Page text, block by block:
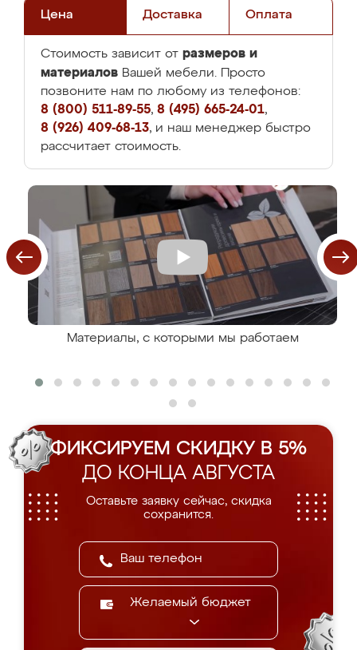
Цена Доставка Оплата
Стоимость зависит от размеров и
материалов Вашей мебели. Просто
позвоните нам по любому из телефонов:
8 (800) 511-89-55, 8 (495) 665-24-01,
8 (926) 409-68-13, и наш менеджер быстро
рассчитает стоимость.
Материалы, с которыми мы работаем
ФИКСИРУЕМ СКИДКУ В 5%
ДО КОНЦА АВГУСТА
Оставьте заявку сейчас, скидка
сохранится.
Желаемый бюджет